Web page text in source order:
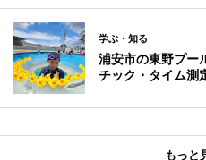
学ぶ・知る
浦安市の東野プー
チック・タイム測
もっと